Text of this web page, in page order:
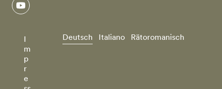
youtube
I
m
p
r
e
Deutsch Italiano Rätoromanisch